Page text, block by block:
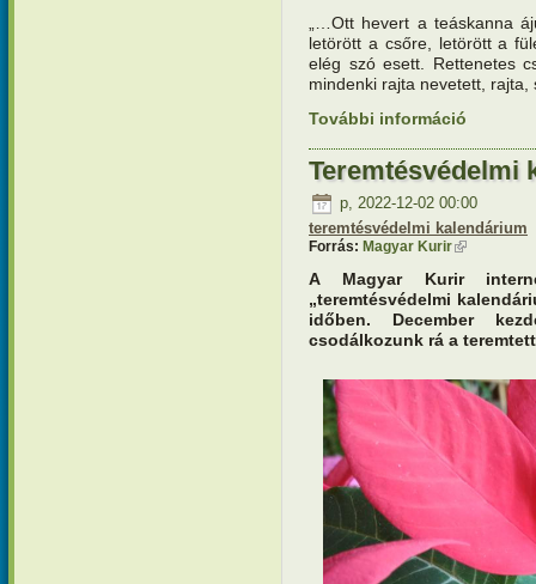
„…Ott hevert a teáskanna
letörött a csőre, letörött a
elég szó esett. Rettenetes
mindenki rajta nevetett,
További információ
Teremtésvédelmi
p, 2022-12-02 00:00
teremtésvédelmi kalendárium
Forrás: Magyar Kurir(külső
A Magyar Kurir
„teremtésvédelmi
időben. December
csodálkozunk rá a